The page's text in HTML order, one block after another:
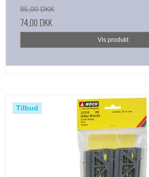
85,00 DKK
74,00 DKK
Vis produkt
Tilbud